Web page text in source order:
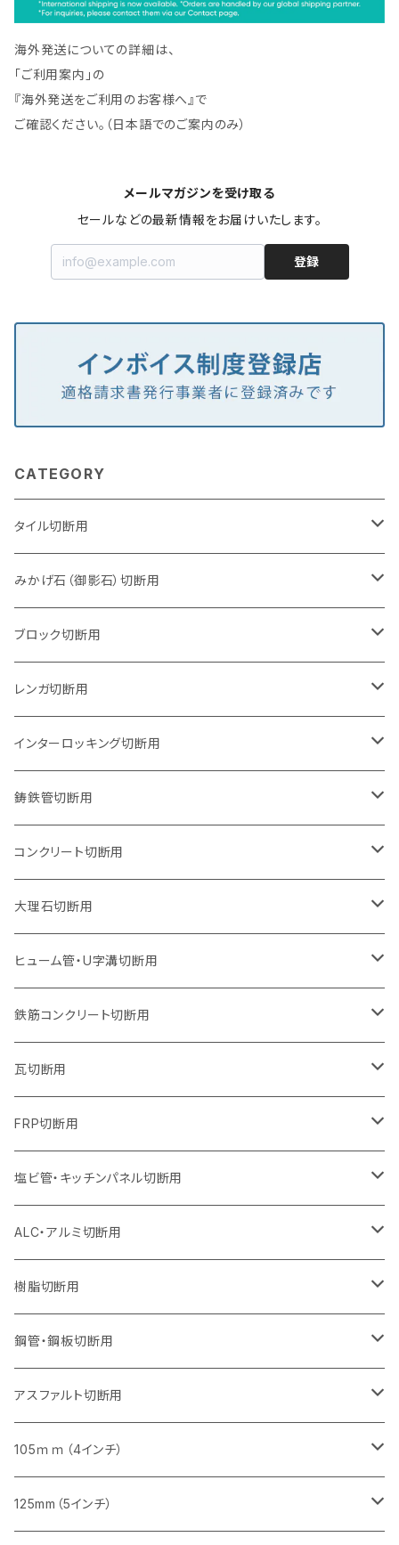
海外発送についての詳細は、
「ご利用案内」の
『海外発送をご利用のお客様へ』で
ご確認ください。（日本語でのご案内のみ）
メールマガジンを受け取る
セールなどの最新情報をお届けいたします。
登録
CATEGORY
タイル切断用
105mm（4インチ）
125mm（5インチ）
グラインダー取付用
石井超硬電動切断機 取付用
みかげ石（御影石）切断用
105mm（4インチ）
セグメントタイプ
セグメントタイプ（ビス穴付き
125mm（5インチ）
セグメントタイプ
セグメントタイプ（ビス穴付き
150mm（6インチ）
セグメントタイプ
180mm（7インチ）
セグメントタイプ
205mm（8インチ）
セグメントタイプ
230mm（9インチ）
セグメントタイプ
305mm（12インチ）
セグメント
セグメント（特殊凸凹加工チップ）
355mm（14インチ）
セグメント
セグメント（特殊凸凹加工チップ）
405mm（16インチ）
セグメントタイプ
ブロック切断用
105mm（4インチ）
セグメントタイプ
ウェーブタイプ
125mm（5インチ）
セグメントタイプ
ウェーブタイプ
150mm（6インチ）
セグメントタイプ
ウェーブタイプ
180mm（7インチ）
セグメントタイプ
ウェーブタイプ
205mm（8インチ）
セグメントタイプ
ウェーブタイプ
230mm（9インチ）
セグメントタイプ
ウェーブタイプ
255mm（10インチ）
セグメントタイプ
305mm（12インチ）
セグメント
セグメント（特殊凸凹加工チップ）
355mm（14インチ）
セグメント
セグメント（特殊凸凹加工チップ）
レンガ切断用
105mm（4インチ）
セグメントタイプ
ウェーブタイプ
125mm（5インチ）
セグメントタイプ
ウェーブタイプ
150mm（6インチ）
セグメントタイプ
ウェーブタイプ
180mm（7インチ）
セグメントタイプ
ウェーブタイプ
205mm（8インチ）
セグメントタイプ
ウェーブタイプ
230mm（9インチ）
セグメントタイプ
ウェーブタイプ
255mm（10インチ）
セグメントタイプ
305mm（12インチ）
セグメント
セグメント（特殊凸凹加工チップ）
355mm（14インチ）
セグメント
セグメント（特殊凸凹加工チップ）
インターロッキング切断用
105mm（4インチ）
セグメントタイプ
セグメントタイプ（ビス穴付き
125mm（5インチ）
セグメントタイプ
セグメントタイプ（ビス穴付き
150mm（6インチ）
セグメントタイプ
180mm（7インチ）
セグメントタイプ
205mm（8インチ）
セグメントタイプ
230mm（9インチ）
セグメントタイプ
255mm（10インチ）
セグメントタイプ（一般道路カッター用
305mm（12インチ）
セグメントタイプ
セグメントタイプ（一般道路カッター用
355mm（14インチ）
セグメントタイプ
セグメントタイプ（一般道路カッター用
405mm（16インチ）
セグメントタイプ
セグメントタイプ（一般道路カッター用
455mm（18インチ）
セグメント（一般道路カッター用
鋳鉄管切断用
105mm（4インチ）
セグメントタイプ
セグメントタイプ（ビス穴付き
125mm（5インチ）
セグメントタイプ
セグメントタイプ（ビス穴付き
150mm（6インチ）
セグメントタイプ
180mm（7インチ）
セグメントタイプ
205mm（8インチ）
セグメントタイプ
230mm（9インチ）
セグメントタイプ
305mm（12インチ）
セグメントタイプ
埋設鋳鉄管工事対応タイプ
355mm（14インチ）
セグメントタイプ
埋設鋳鉄管工事対応タイプ
405mm（16インチ）
セグメントタイプ
埋設鋳鉄管工事対応タイプ
コンクリート切断用
105mm（4インチ）
セグメントタイプ
ウェーブタイプ
125mm（5インチ）
セグメントタイプ
ウェーブタイプ
150mm（6インチ）
セグメントタイプ
ウェーブタイプ
180mm（7インチ）
セグメントタイプ
ウェーブタイプ
205mm（8インチ）
セグメントタイプ
ウェーブタイプ
230mm（9インチ）
セグメントタイプ
ウェーブタイプ
255mm（10インチ）
セグメントタイプ
セグメントタイプ（一般道路カッター用
305mm（12インチ）
セグメント
セグメント（特殊凸凹加工チップ）
355mm（14インチ）
セグメント
セグメント（特殊凸凹加工チップ）
405mm（16インチ）
セグメント
セグメント（一般道路カッター用
473mm（18インチ）
セグメント（一般道路カッター用
大理石切断用
125mm（5インチ）
ヒューム管・U字溝切断用
105mm（4インチ）
セグメントタイプ
125mm（5インチ）
セグメントタイプ
150mm（6インチ）
セグメントタイプ
180mm（7インチ）
セグメントタイプ
205mm（8インチ）
セグメントタイプ
230mm（9インチ）
セグメントタイプ
255mm（10インチ）
セグメントタイプ
305mm（12インチ）
セグメント
セグメント（特殊凸凹加工チップ）
355mm（14インチ）
セグメント
405mm（16インチ）
鉄筋コンクリート切断用
305mm（12インチ）
セグメントタイプ
355mm（14インチ）
セグメントタイプ
405mm（16インチ）
セグメントタイプ
瓦切断用
105mm（4インチ）
FRP切断用
125ｍｍ（5インチ）
塩ビ管・キッチンパネル切断用
125ｍｍ（5インチ）
ALC・アルミ切断用
305mm（12インチ）
砥石（補強綱入り）
355mm（14インチ）
砥石（補強綱入り）
樹脂切断用
305mm（12インチ）
砥石（補強綱入り）
355mm（14インチ）
砥石（補強綱入り）
鋼管・鋼板切断用
305mm（12インチ）
砥石（補強綱入り）
355mm（14インチ）
砥石（補強綱入り）
アスファルト切断用
255ｍｍ（10インチ）
一般道路カッター用
305ｍｍ（12インチ）
105ｍｍ（4インチ）
タイル切断用
125mm（5インチ）